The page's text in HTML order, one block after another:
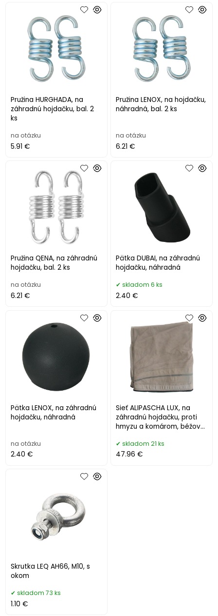
Pružina HURGHADA, na
záhradnú hojdačku, bal. 2
ks
na otázku
5.91 €
Pružina LENOX, na hojdačku,
náhradná, bal. 2 ks
na otázku
6.21 €
Pružina QENA, na záhradnú
hojdačku, bal. 2 ks
na otázku
6.21 €
Pätka DUBAI, na záhradnú
hojdačku, náhradná
skladom 6 ks
2.40 €
Pätka LENOX, na záhradnú
hojdačku, náhradná
na otázku
2.40 €
Sieť ALIPASCHA LUX, na
záhradnú hojdačku, proti
hmyzu a komárom, béžová,
skladom 21 ks
47.96 €
Skrutka LEQ AH66, M10, s
okom
skladom 73 ks
1.10 €